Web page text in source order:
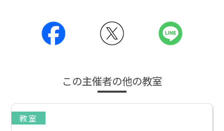
この主催者の他の教室
教室